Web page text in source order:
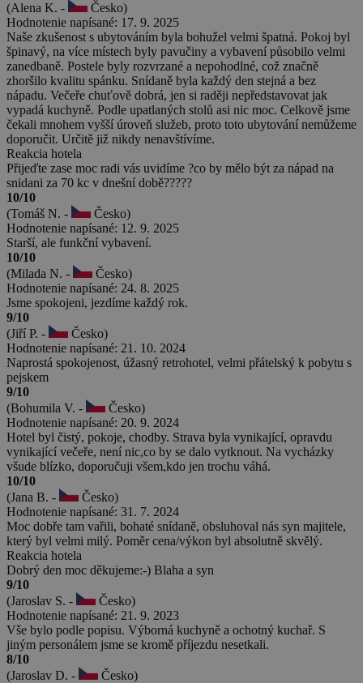
(Alena K. -
Česko)
Hodnotenie napísané: 17. 9. 2025
Naše zkušenost s ubytováním byla bohužel velmi špatná. Pokoj byl
špinavý, na více místech byly pavučiny a vybavení působilo velmi
zanedbaně. Postele byly rozvrzané a nepohodlné, což značně
zhoršilo kvalitu spánku. Snídaně byla každý den stejná a bez
nápadu. Večeře chuťově dobrá, jen si raději nepředstavovat jak
vypadá kuchyně. Podle upatlaných stolů asi nic moc. Celkově jsme
čekali mnohem vyšší úroveň služeb, proto toto ubytování nemůžeme
doporučit. Určitě již nikdy nenavštívíme.
Reakcia hotela
Přijeďte zase moc radi vás uvidíme ?co by mělo být za nápad na
snidani za 70 kc v dnešní době?????
10/10
(Tomáš N. -
Česko)
Hodnotenie napísané: 12. 9. 2025
Starší, ale funkční vybavení.
10/10
(Milada N. -
Česko)
Hodnotenie napísané: 24. 8. 2025
Jsme spokojeni, jezdíme každý rok.
9/10
(Jiří P. -
Česko)
Hodnotenie napísané: 21. 10. 2024
Naprostá spokojenost, úžasný retrohotel, velmi přátelský k pobytu s
pejskem
9/10
(Bohumila V. -
Česko)
Hodnotenie napísané: 20. 9. 2024
Hotel byl čistý, pokoje, chodby. Strava byla vynikající, opravdu
vynikající večeře, není nic,co by se dalo vytknout. Na vycházky
všude blízko, doporučuji všem,kdo jen trochu váhá.
10/10
(Jana B. -
Česko)
Hodnotenie napísané: 31. 7. 2024
Moc dobře tam vařili, bohaté snídaně, obsluhoval nás syn majitele,
který byl velmi milý. Poměr cena/výkon byl absolutně skvělý.
Reakcia hotela
Dobrý den moc děkujeme:-) Blaha a syn
9/10
(Jaroslav S. -
Česko)
Hodnotenie napísané: 21. 9. 2023
Vše bylo podle popisu. Výborná kuchyně a ochotný kuchař. S
jiným personálem jsme se kromě příjezdu nesetkali.
8/10
(Jaroslav D. -
Česko)